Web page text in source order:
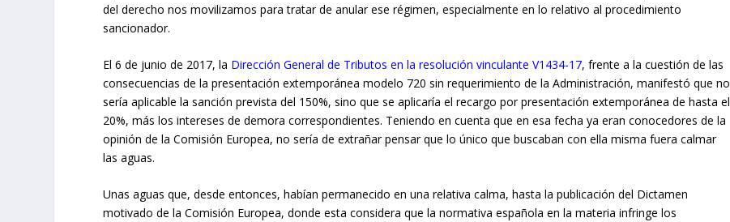
del derecho nos movilizamos para tratar de anular ese régimen, especialmente en lo relativo al procedimiento
sancionador.
El 6 de junio de 2017, la Dirección General de Tributos en la resolución vinculante V1434-17, frente a la cuestión de las
consecuencias de la presentación extemporánea modelo 720 sin requerimiento de la Administración, manifestó que no
sería aplicable la sanción prevista del 150%, sino que se aplicaría el recargo por presentación extemporánea de hasta el
20%, más los intereses de demora correspondientes. Teniendo en cuenta que en esa fecha ya eran conocedores de la
opinión de la Comisión Europea, no sería de extrañar pensar que lo único que buscaban con ella misma fuera calmar
las aguas.
Unas aguas que, desde entonces, habían permanecido en una relativa calma, hasta la publicación del Dictamen
motivado de la Comisión Europea, donde esta considera que la normativa española en la materia infringe los